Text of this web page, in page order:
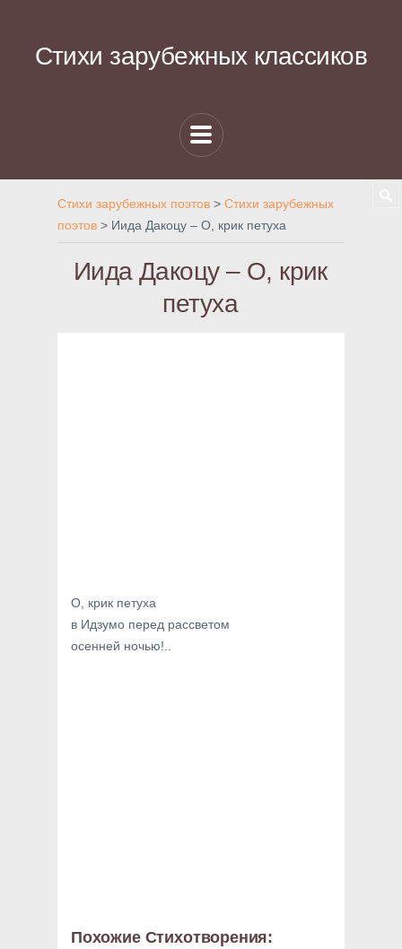
Стихи зарубежных классиков
Стихи зарубежных поэтов > Стихи зарубежных
поэтов > Иида Дакоцу – О, крик петуха
Иида Дакоцу – О, крик
петуха
О, крик петуха
в Идзумо перед рассветом
осенней ночью!..
Похожие Стихотворения: